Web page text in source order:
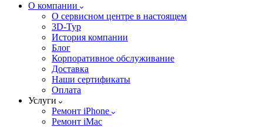
О компании
О сервисном центре в настоящем
3D-Тур
История компании
Блог
Корпоративное обслуживание
Доставка
Наши сертификаты
Оплата
Услуги
Ремонт iPhone
Ремонт iMac